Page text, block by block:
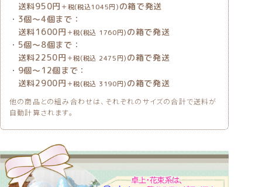
送料950円 ＋税(税込1045円)の箱で発送
・3個〜4個まで：
送料1600円 ＋税(税込 1760円)の箱で発送
・5個〜8個まで：
送料2250円 ＋税(税込 2475円)の箱で発送
・9個〜12個まで：
送料2900円 ＋税(税込 3190円)の箱で発送
他の商品との組み合わせは、それぞれのサイズの合計で送料が
自動計算されます。